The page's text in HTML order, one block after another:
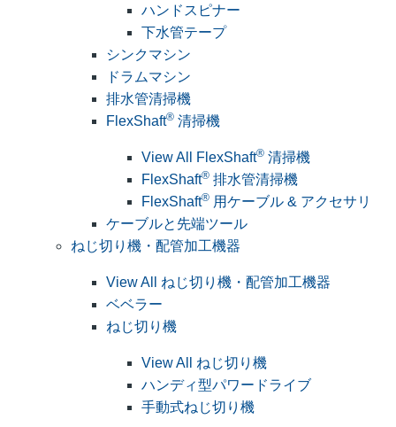
ハンドスピナー
下水管テープ
シンクマシン
ドラムマシン
排水管清掃機
FlexShaft® 清掃機
View All FlexShaft® 清掃機
FlexShaft® 排水管清掃機
FlexShaft® 用ケーブル & アクセサリ
ケーブルと先端ツール
ねじ切り機・配管加工機器
View All ねじ切り機・配管加工機器
ベベラー
ねじ切り機
View All ねじ切り機
ハンディ型パワードライブ
手動式ねじ切り機